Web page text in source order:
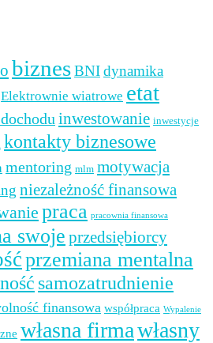
biznesBNIdynamika
Elektrownie wiatrowe etat
inwestowanie inwestycje
kontakty biznesowe
mentoring mlm motywacja
niezależność finansowa
praca pracownia finansowa
swoje przedsiębiorcy
przemiana mentalna
samozatrudnienie
finansowa współpraca Wypalenie
własna firmawłasny